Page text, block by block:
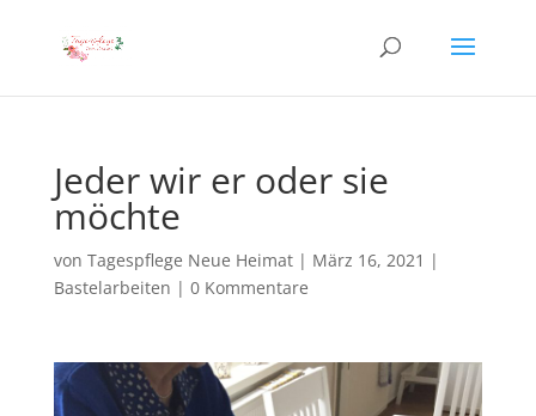
Jeder wir er oder sie
möchte
von Tagespflege Neue Heimat| März 16, 2021 |
Bastelarbeiten | 0 Kommentare